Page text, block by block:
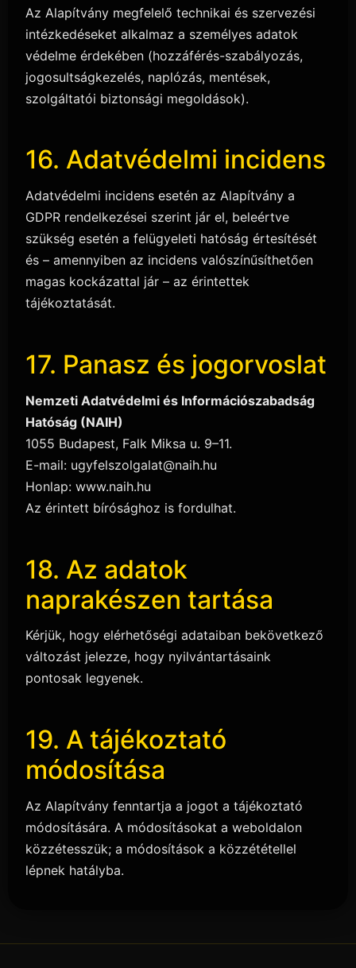
Az Alapítvány megfelelő technikai és szervezési
intézkedéseket alkalmaz a személyes adatok
védelme érdekében (hozzáférés-szabályozás,
jogosultságkezelés, naplózás, mentések,
szolgáltatói biztonsági megoldások).
16. Adatvédelmi incidens
Adatvédelmi incidens esetén az Alapítvány a
GDPR rendelkezései szerint jár el, beleértve
szükség esetén a felügyeleti hatóság értesítését
és – amennyiben az incidens valószínűsíthetően
magas kockázattal jár – az érintettek
tájékoztatását.
17. Panasz és jogorvoslat
Nemzeti Adatvédelmi és Információszabadság
Hatóság (NAIH)
1055 Budapest, Falk Miksa u. 9–11.
E-mail: ugyfelszolgalat@naih.hu
Honlap: www.naih.hu
Az érintett bírósághoz is fordulhat.
18. Az adatok
naprakészen tartása
Kérjük, hogy elérhetőségi adataiban bekövetkező
változást jelezze, hogy nyilvántartásaink
pontosak legyenek.
19. A tájékoztató
módosítása
Az Alapítvány fenntartja a jogot a tájékoztató
módosítására. A módosításokat a weboldalon
közzétesszük; a módosítások a közzététellel
lépnek hatályba.